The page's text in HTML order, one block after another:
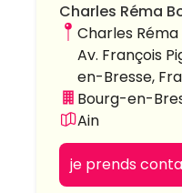
Charles Réma
Charles
Av. François
en-Bresse,
Bourg-en-
Ain
je prends